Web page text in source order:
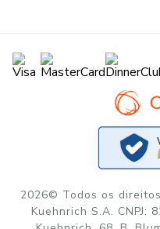
2026© Todos os
Kuehnrich S.A. CNPJ: